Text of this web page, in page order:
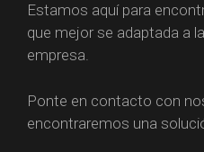
Estamos aquí para
que mejor se adaptada a
empresa.
Ponte en contacto con
encontraremos una